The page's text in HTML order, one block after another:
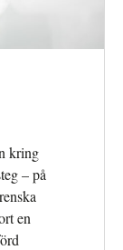
kring
– på
en